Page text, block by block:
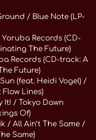
/ Blue Note (LP-
Records (CD-
The Future)
Records (CD-track: A
Future)
(feat. Heidi Vogel) /
Lines)
/ Tokyo Dawn
Of)
/ All Ain’t The Same /
Same)